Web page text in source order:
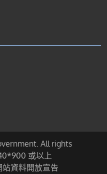
All rights
或以上
站資料開放宣告